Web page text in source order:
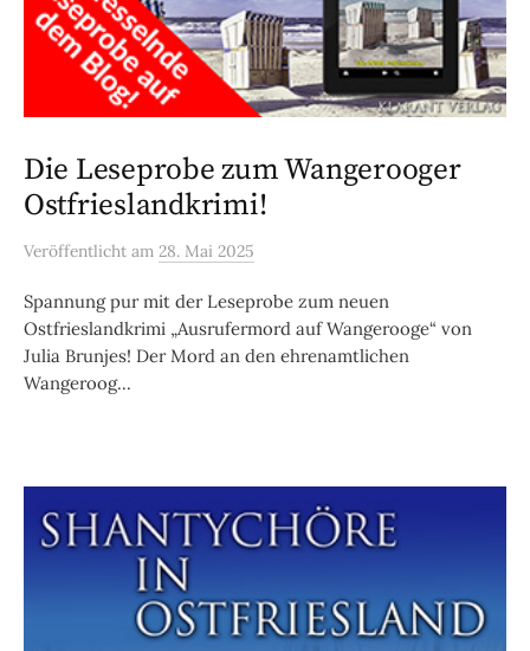
Die Leseprobe zum Wangerooger
Ostfrieslandkrimi!
Veröffentlicht am 28. Mai 2025
Spannung pur mit der Leseprobe zum neuen
Ostfrieslandkrimi „Ausrufermord auf Wangerooge“ von
Julia Brunjes! Der Mord an den ehrenamtlichen
Wangeroog...